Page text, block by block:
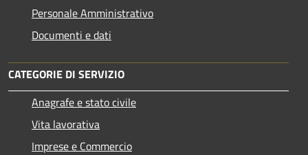
Personale Amministrativo
Documenti e dati
CATEGORIE DI SERVIZIO
Anagrafe e stato civile
Vita lavorativa
Imprese e Commercio